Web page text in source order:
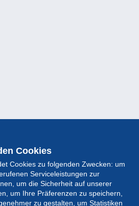
Cookies
Cookies zu folgenden Zwecken: um
Serviceleistungen zur
um die Sicherheit auf unserer
um Ihre Präferenzen zu speichern,
zu gestalten, um Statistiken